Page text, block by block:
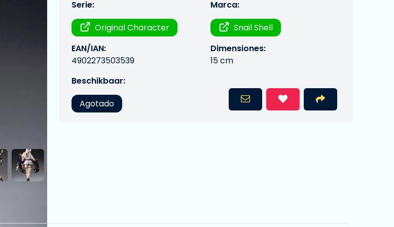
Serie:
Original Character
Marca:
Snail Shell
EAN/IAN:
4902273503539
Dimensiones:
15 cm
Beschikbaar:
Agotado